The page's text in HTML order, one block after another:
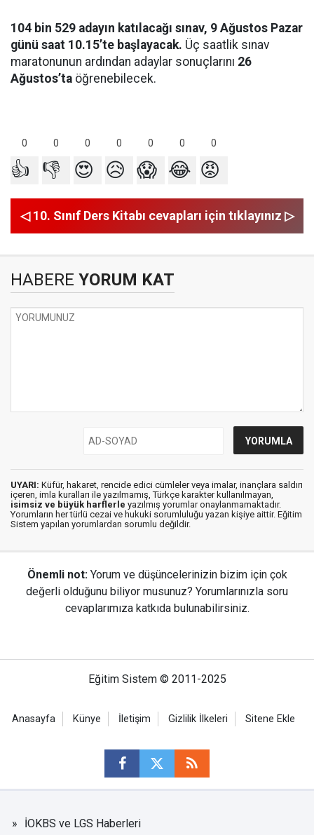
104 bin 529 adayın katılacağı sınav, 9 Ağustos Pazar
günü saat 10.15’te başlayacak. Üç saatlik sınav
maratonunun ardından adaylar sonuçlarını 26
Ağustos’ta öğrenebilecek.
0 0 0 0 0 0 0
👍 👎 😍 😥 😱 😂 😡
◁ 10. Sınıf Ders Kitabı cevapları için tıklayınız ▷
HABERE YORUM KAT
UYARI: Küfür, hakaret, rencide edici cümleler veya imalar, inançlara saldırı
içeren, imla kuralları ile yazılmamış, Türkçe karakter kullanılmayan,
isimsiz ve büyük harflerle yazılmış yorumlar onaylanmamaktadır.
Yorumların her türlü cezai ve hukuki sorumluluğu yazan kişiye aittir. Eğitim
Sistem yapılan yorumlardan sorumlu değildir.
Önemli not: Yorum ve düşüncelerinizin bizim için çok
değerli olduğunu biliyor musunuz? Yorumlarınızla soru
cevaplarımıza katkıda bulunabilirsiniz.
Eğitim Sistem © 2011-2025
Anasayfa Künye İletişim Gizlilik İlkeleri Sitene Ekle
İOKBS ve LGS Haberleri